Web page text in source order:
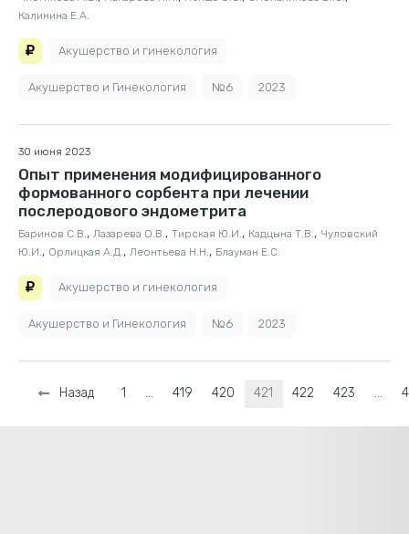
Калинина Е.А.
Акушерство и гинекология
Акушерство и Гинекология №6 2023
30 июня 2023
Опыт применения модифицированного
формованного сорбента при лечении
послеродового эндометрита
Баринов С.В., Лазарева О.В., Тирская Ю.И., Кадцына Т.В., Чуловский
Ю.И., Орлицкая А.Д., Леонтьева Н.Н., Блауман Е.С.
Акушерство и гинекология
Акушерство и Гинекология №6 2023
Назад 1 … 419 420 421 422 423 …